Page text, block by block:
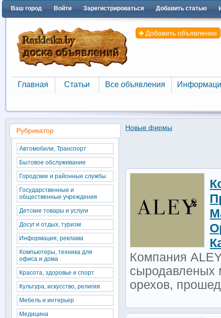
Ваш город Войти Зарегистрироваться Добавить статью
Добавить объявление
Главная
Главная
Статьи
Статьи
Все объявления
Все объявления
Новые фирмы
Компания
сыродавленых
орехов,
Рубрикатор
Автомобили, Транспорт
Бытовое обслуживание
Городские и районные службы
Государственные и
общественные учреждения
Детские товары и услуги
Досуг и отдых, туризм
Информация, реклама
Компьютеры, техника для
офиса и дома
Красота, здоровье и спорт
Культура, искусство, религия
Мебель и интерьер
Медицина